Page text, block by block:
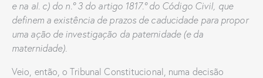
e na al. c) do n.º 3 do artigo 1817.º do Código Civil, que
definem a existência de prazos de caducidade para propor
uma ação de investigação da paternidade (e da
maternidade).
Veio, então, o Tribunal Constitucional, numa decisão